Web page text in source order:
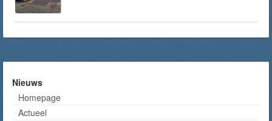
Nieuws
Homepage
Actueel